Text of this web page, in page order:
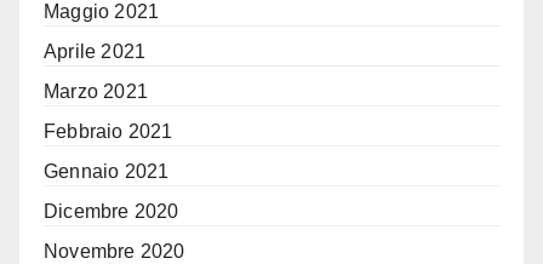
Maggio 2021
Aprile 2021
Marzo 2021
Febbraio 2021
Gennaio 2021
Dicembre 2020
Novembre 2020